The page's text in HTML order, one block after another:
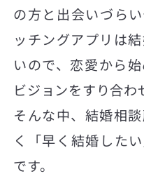
の方と出会いづら
ッチングアプリは
いので、恋愛から
ビジョンをすり合わ
そんな中、結婚相
く「早く結婚した
です。